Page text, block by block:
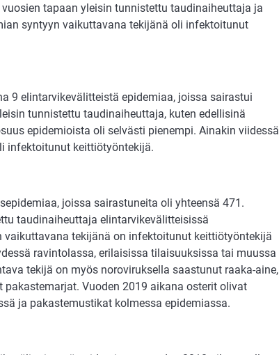
tapaan yleisin tunnistettu taudinaiheuttaja ja
syntyyn vaikuttavana tekijänä oli infektoitunut
9 elintarvikevälitteistä epidemiaa, joissa sairastui
tunnistettu taudinaiheuttaja, kuten edellisinä
epidemioista oli selvästi pienempi. Ainakin viidessä
infektoitunut keittiötyöntekijä.
joissa sairastuneita oli yhteensä 471.
taudinaiheuttaja elintarvikevälitteisissä
vaikuttavana tekijänä on infektoitunut keittiötyöntekijä
ravintolassa, erilaisissa tilaisuuksissa tai muussa
tekijä on myös noroviruksella saastunut raaka-aine,
Vuoden 2019 aikana osterit olivat
ja pakastemustikat kolmessa epidemiassa.